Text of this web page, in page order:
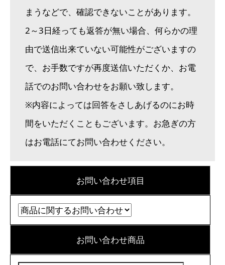
まうなどで、確認できないことがあります。
2～3日経っても返答が無い場合、何らかの理
由で送信出来ていない可能性がございますの
で、お手数ですが再度送信いただくか、お電
話でのお問い合わせをお願い致します。
※内容によっては回答をさしあげるのにお時
間をいただくこともございます。お急ぎの方
はお電話にてお問い合わせください。
お問い合わせ項目
お問い合わせ商品